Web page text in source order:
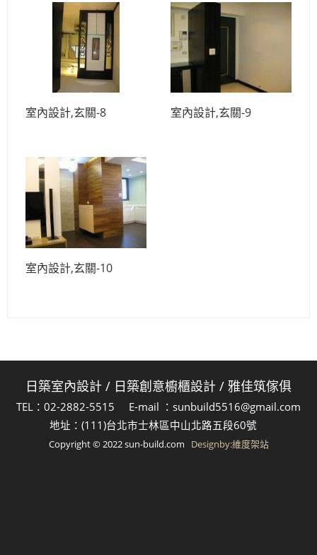
室內設計,玄關-8 室內設計,玄關-9
室內設計,玄關-10
日築室內設計 / 日築創意櫥櫃設計 / 雅佳筑傢俱
TEL：02-2882-5515 E-mail ：sunbuild5516@gmail.com
地址：(111)台北市士林區中山北路五段60號
Copyright © 2022 sun-build.com Designby:維度架站